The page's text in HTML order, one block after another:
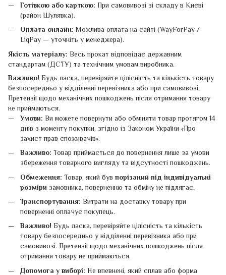
Готівкою або карткою: При самовивозі зі складу в Києві
(район Шулявка).
Оплата онлайн: Можлива оплата на сайті (WayForPay /
LiqPay — уточніть у менеджера).
Якість матеріалу: Весь прокат відповідає державним
стандартам (ДСТУ) та технічним умовам виробника.
Важливо! Будь ласка, перевіряйте цілісність та кількість товару
безпосередньо у відділенні перевізника або при самовивозі.
Претензії щодо механічних пошкоджень після отримання товару
не приймаються.
Умови: Ви можете повернути або обміняти товар протягом 14
днів з моменту покупки, згідно із Законом України «Про
захист прав споживачів».
Важливо: Товар приймається до повернення лише за умови
збереження товарного вигляду та відсутності пошкоджень.
Обмеження: Товар, який був порізаний під індивідуальні
розміри замовника, поверненню та обміну не підлягає.
Транспортування: Витрати на доставку товару при
поверненні оплачує покупець.
Важливо! Будь ласка, перевіряйте цілісність та кількість
товару безпосередньо у відділенні перевізника або при
самовивозі. Претензії щодо механічних пошкоджень після
отримання товару не приймаються.
Допомога у виборі: Не впевнені, який сплав або форма